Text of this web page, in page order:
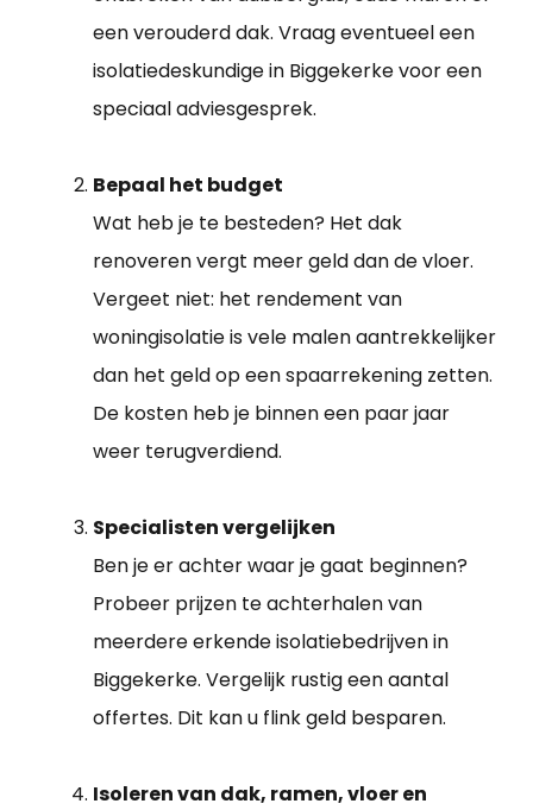
een verouderd dak. Vraag eventueel een
isolatiedeskundige in Biggekerke voor een
speciaal adviesgesprek.
Bepaal het budget
Wat heb je te besteden? Het dak
renoveren vergt meer geld dan de vloer.
Vergeet niet: het rendement van
woningisolatie is vele malen aantrekkelijker
dan het geld op een spaarrekening zetten.
De kosten heb je binnen een paar jaar
weer terugverdiend.
Specialisten vergelijken
Ben je er achter waar je gaat beginnen?
Probeer prijzen te achterhalen van
meerdere erkende isolatiebedrijven in
Biggekerke. Vergelijk rustig een aantal
offertes. Dit kan u flink geld besparen.
Isoleren van dak, ramen, vloer en